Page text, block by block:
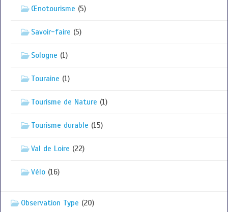
Œnotourisme (5)
Savoir-faire (5)
Sologne (1)
Touraine (1)
Tourisme de Nature (1)
Tourisme durable (15)
Val de Loire (22)
Vélo (16)
Observation Type (20)